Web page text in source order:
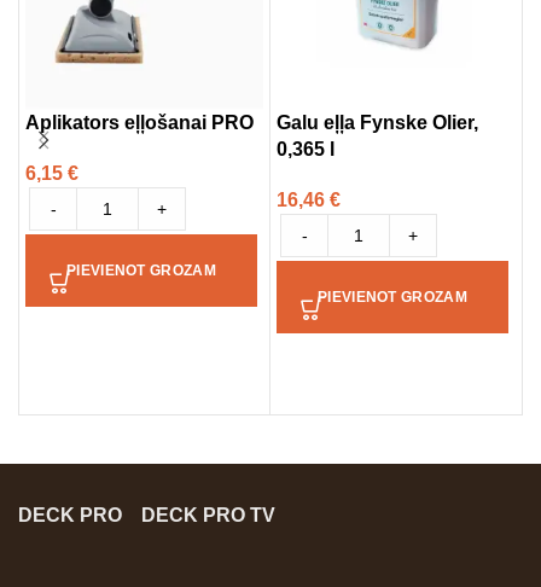
Aplikators eļļošanai PRO
6,15 €
- +
PIEVIENOT GROZAM
Galu eļļa Fynske Olier,
0,365 l
16,46 €
- +
PIEVIENOT GROZAM
DECK PRO DECK PRO TV